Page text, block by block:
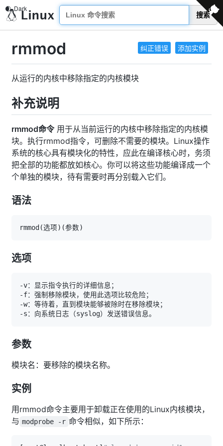
搜索
纠正错误 添加实例
rmmod
从运行的内核中移除指定的内核模块
补充说明
rmmod命令用于从当前运行的内核中移除指定的内核模
块。执行rmmod指令，可删除不需要的模块。Linux操作
系统的核心具有模块化的特性，应此在编译核心时，务须
把全部的功能都放如核心。你可以将这些功能编译成一个
个单独的模块，待有需要时再分别载入它们。
语法
rmmod (选项) (参数)
选项
参数
模块名：要移除的模块名称。
实例
用rmmod命令主要用于卸载正在使用的Linux内核模块，
与 modprobe -r 命令相似，如下所示：